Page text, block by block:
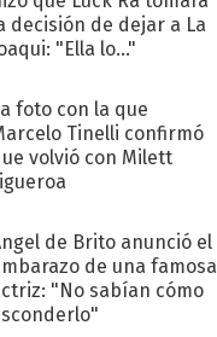
decisión de dejar a La
"Ella lo..."
foto con la que
Tinelli confirmó
volvió con Milett
de Brito anunció el
de una famosa
"No sabían cómo